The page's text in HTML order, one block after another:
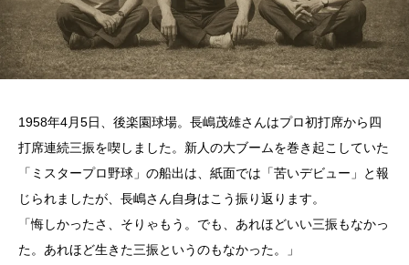
1958年4月5日、後楽園球場。長嶋茂雄さんはプロ初打席から四
打席連続三振を喫しました。新人の大ブームを巻き起こしていた
「ミスタープロ野球」の船出は、紙面では「苦いデビュー」と報
じられましたが、長嶋さん自身はこう振り返ります。
「悔しかったさ、そりゃもう。でも、あれほどいい三振もなかっ
た。あれほど生きた三振というのもなかった。」